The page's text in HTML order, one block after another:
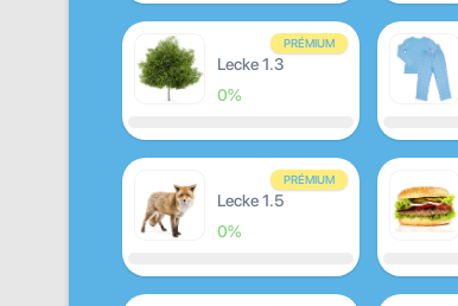
PRÉMIUM
Lecke 1.3
0%
PRÉMIUM
Lecke 1.5
0%